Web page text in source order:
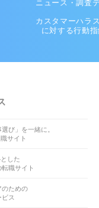
ニュース・調査
カスタマーハラ
に対する行動指
び」を一緒に。
サイト
した
職サイト
のための
ビス